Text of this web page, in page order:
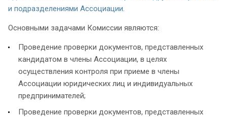
и подразделениями Ассоциации.
Основными задачами Комиссии являются:
Проведение проверки документов, представленных
кандидатом в члены Ассоциации, в целях
осуществления контроля при приеме в члены
Ассоциации юридических лиц и индивидуальных
предпринимателей;
Проведение проверки документов, представленных